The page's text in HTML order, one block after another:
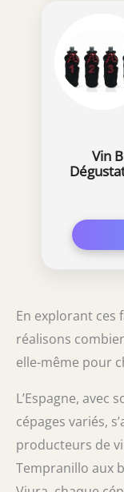
Vin
En explorant ces
réalisons
elle-même pour
L’Espagne, avec
cépages variés,
producteurs de
Tempranillo aux